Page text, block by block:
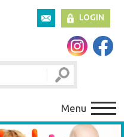
LOGIN
Menu